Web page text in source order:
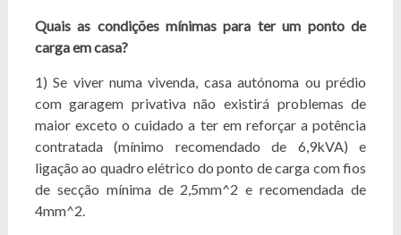
Quais as condições mínimas para ter um ponto de
carga em casa?
1) Se viver numa vivenda, casa autónoma ou prédio
com garagem privativa não existirá problemas de
maior exceto o cuidado a ter em reforçar a potência
contratada (mínimo recomendado de 6,9kVA) e
ligação ao quadro elétrico do ponto de carga com fios
de secção mínima de 2,5mm^2 e recomendada de
4mm^2.